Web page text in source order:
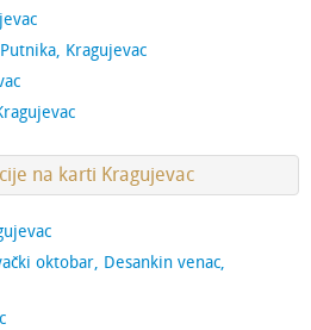
Kragujevac
na karti Kragujevac
oktobar, Desankin venac,